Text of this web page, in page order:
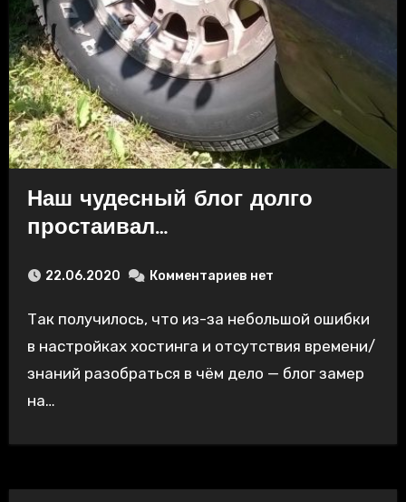
Наш чудесный блог долго
простаивал…
22.06.2020 Комментариев нет
Так получилось, что из-за небольшой ошибки
в настройках хостинга и отсутствия времени/
знаний разобраться в чём дело — блог замер
на…